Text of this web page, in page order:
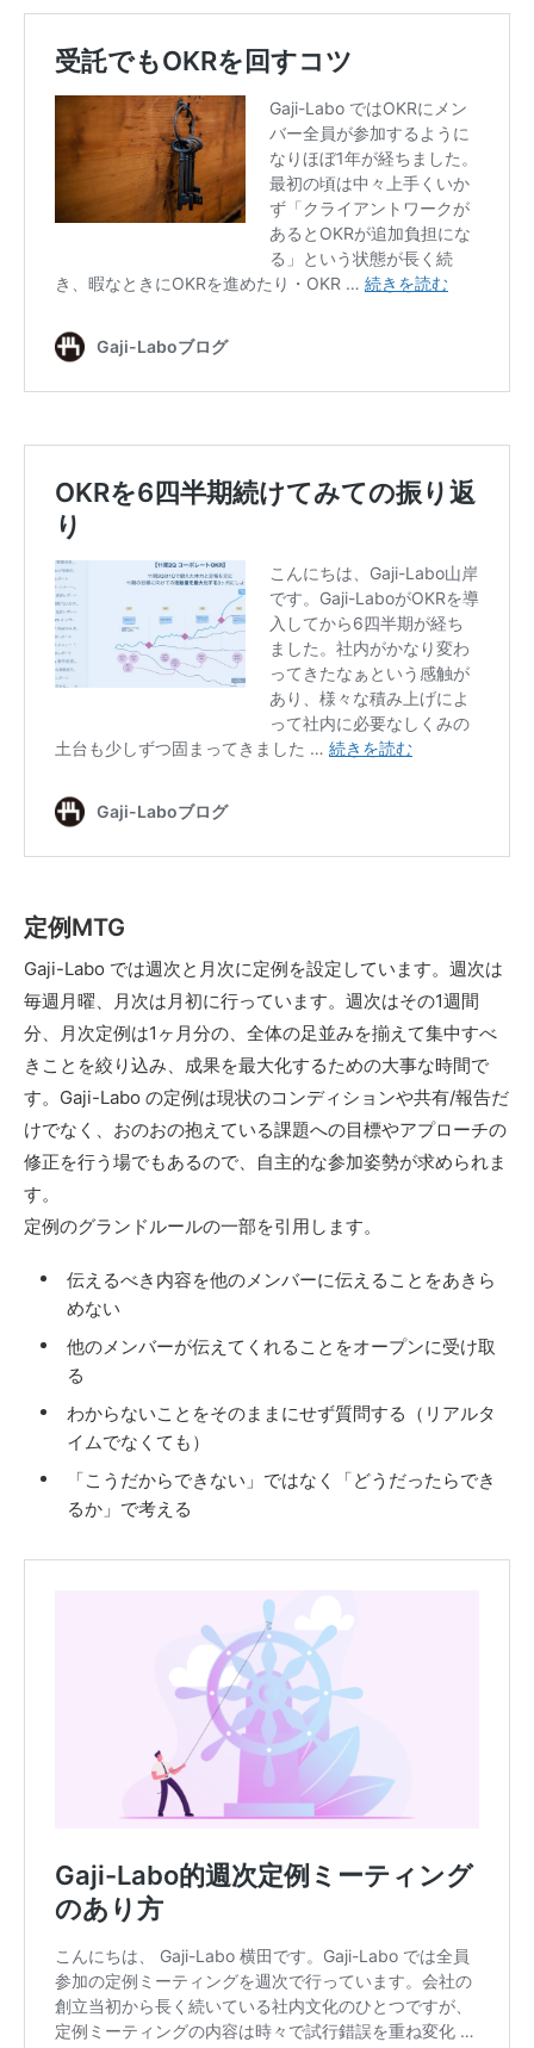
定例MTG
Gaji-Labo では週次と月次に定例を設定しています。週次は
毎週月曜、月次は月初に行っています。週次はその1週間
分、月次定例は1ヶ月分の、全体の足並みを揃えて集中すべ
きことを絞り込み、成果を最大化するための大事な時間で
す。Gaji-Labo の定例は現状のコンディションや共有/報告だ
けでなく、おのおの抱えている課題への目標やアプローチの
修正を行う場でもあるので、自主的な参加姿勢が求められま
す。
定例のグランドルールの一部を引用します。
伝えるべき内容を他のメンバーに伝えることをあきら
めない
他のメンバーが伝えてくれることをオープンに受け取
る
わからないことをそのままにせず質問する（リアルタ
イムでなくても）
「こうだからできない」ではなく「どうだったらでき
るか」で考える